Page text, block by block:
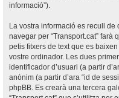
informació”).
La vostra informació es recull de
navegar per “Transport.cat”
petis fitxers de text que es
vostre ordinador. Les dues
identificador d’usuari (a partir
anònim (a partir d’ara “id de
phpBB. Es crearà una tercera